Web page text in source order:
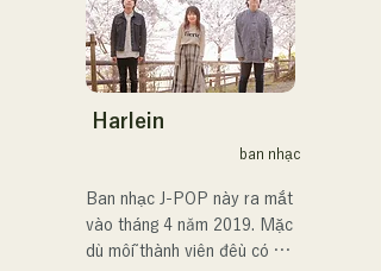
phương tiện truyền thông,
chủ yếu tại quê nhà
Fukuoka và Kyushu, và cũng
tham gia vào nhiều bài hát
và phim quảng cáo của các
2017, cô sống tại Tokyo, nơi
cô hoạt động trong nhiều
lĩnh vực, bao gồm sáng tác
Harlein
ban nhạc
Ban nhạc J-POP này ra mắt
vào tháng 4 năm 2019. Mặc
dù mỗi thành viên đều có